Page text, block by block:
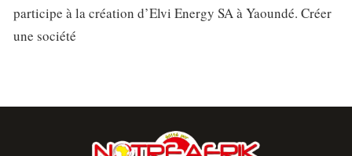
participe à la création d’Elvi Energy SA à Yaoundé. Créer
une société